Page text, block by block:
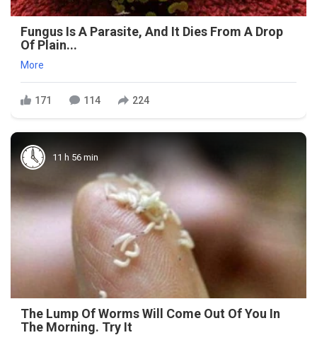
Fungus Is A Parasite, And It Dies From A Drop
Of Plain...
More
171 114 224
11 h 56 min
The Lump Of Worms Will Come Out Of You In
The Morning. Try It